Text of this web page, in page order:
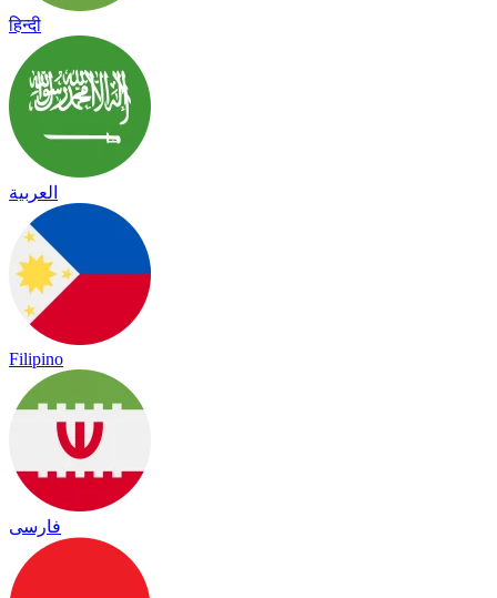
हिन्दी
العربية
Filipino
فارسی